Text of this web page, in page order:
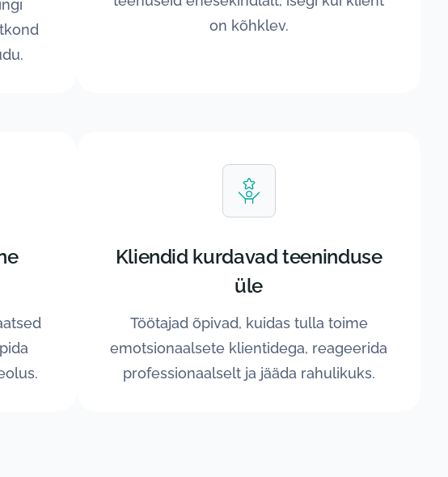
on kõhklev.
Kliendid kurdavad teeninduse
üle
Töötajad õpivad, kuidas tulla toime
emotsionaalsete klientidega, reageerida
professionaalselt ja jääda rahulikuks.